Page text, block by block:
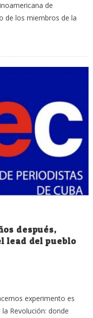
de
de los miembros de la
después,
lead del pueblo
experimento es
Revolución: donde